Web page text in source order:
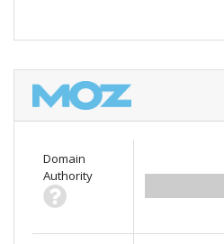
Domain
Authority